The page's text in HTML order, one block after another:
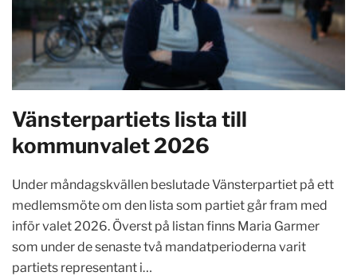
Vänsterpartiets lista till
kommunvalet 2026
Under måndagskvällen beslutade Vänsterpartiet på ett
medlemsmöte om den lista som partiet går fram med
inför valet 2026. Överst på listan finns Maria Garmer
som under de senaste två mandatperioderna varit
partiets representant i…